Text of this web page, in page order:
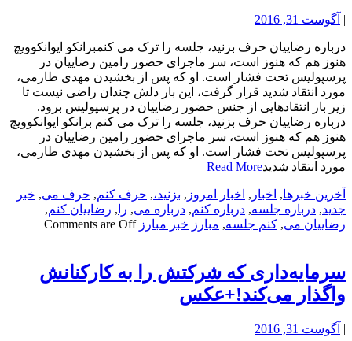
| آگوست 31, 2016
درباره رضاییان حرف بزنید، جلسه را ترک می کنمبرانکو ایوانکوویچ
هنوز هم که هنوز است، سر ماجرای حضور رامین رضاییان در
پرسپولیس تحت فشار است. او که پس از بخشیدن مهدی طارمی،
مورد انتقاد شدید قرار گرفت، این بار دلش چندان راضی نیست تا
زیر بار انتقادهایی از جنس حضور رضاییان در پرسپولیس برود.
درباره رضاییان حرف بزنید، جلسه را ترک می کنم برانکو ایوانکوویچ
هنوز هم که هنوز است، سر ماجرای حضور رامین رضاییان در
پرسپولیس تحت فشار است. او که پس از بخشیدن مهدی طارمی،
مورد انتقاد شدیدRead More
آخرین خبرها, اخبار , اخبار امروز , بزنید،, حرف کنم, حرف می, خبر
جدید, درباره جلسه, درباره کنم, درباره می, را , رضاییان کنم,
رضاییان می, کنم جلسه, مبارز خبر مبارز Comments are Off
سرمایه‌داری که شرکتش را به کارکنانش
واگذار می‌کند!+عکس
| آگوست 31, 2016